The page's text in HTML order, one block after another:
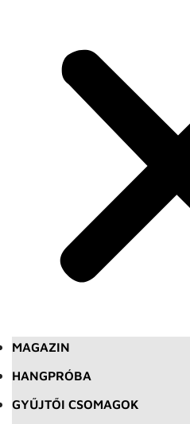
MAGAZIN
HANGPRÓBA
GYŰJTŐI CSOMAGOK